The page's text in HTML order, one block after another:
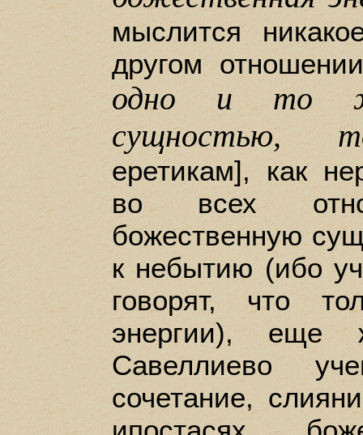
мыслится
другом
одно и то
сущностью,
еретикам], как
во всех
божественную
к небытию (ибо
говорят, что
энергии),
Савеллиево
сочетание,